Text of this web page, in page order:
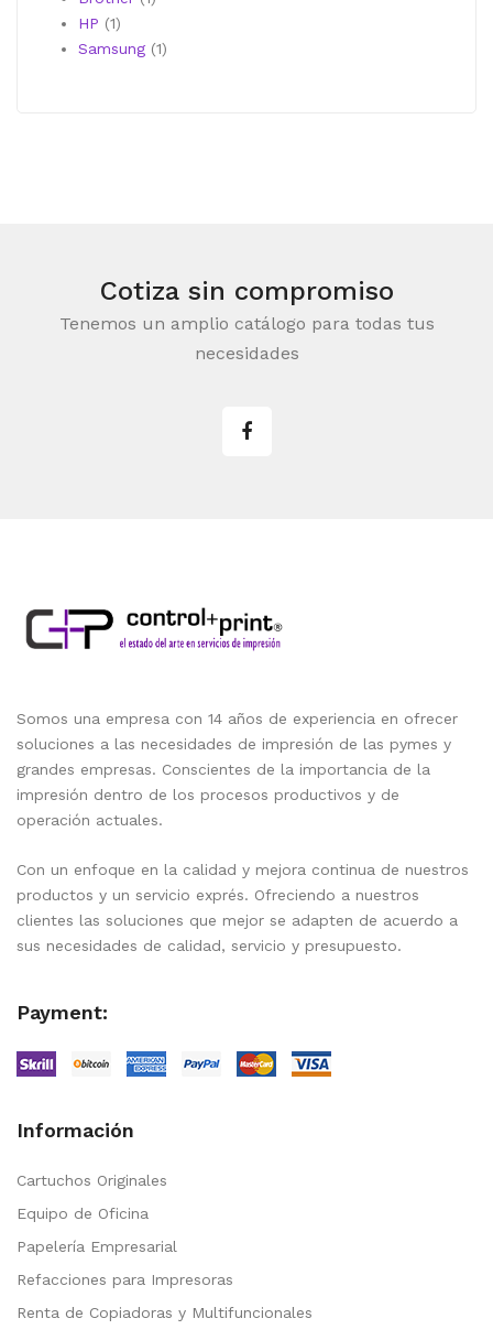
HP 11
producto
Samsung 11
Cotiza sin compromiso
Tenemos un amplio catálogo para todas tus
necesidades
Somos una empresa con 14 años de experiencia en ofrecer
soluciones a las necesidades de impresión de las pymes y
grandes empresas. Conscientes de la importancia de la
impresión dentro de los procesos productivos y de
operación actuales.
Con un enfoque en la calidad y mejora continua de nuestros
productos y un servicio exprés. Ofreciendo a nuestros
clientes las soluciones que mejor se adapten de acuerdo a
sus necesidades de calidad, servicio y presupuesto.
Payment:
Información
Cartuchos Originales
Equipo de Oficina
Papelería Empresarial
Refacciones para Impresoras
Renta de Copiadoras y Multifuncionales